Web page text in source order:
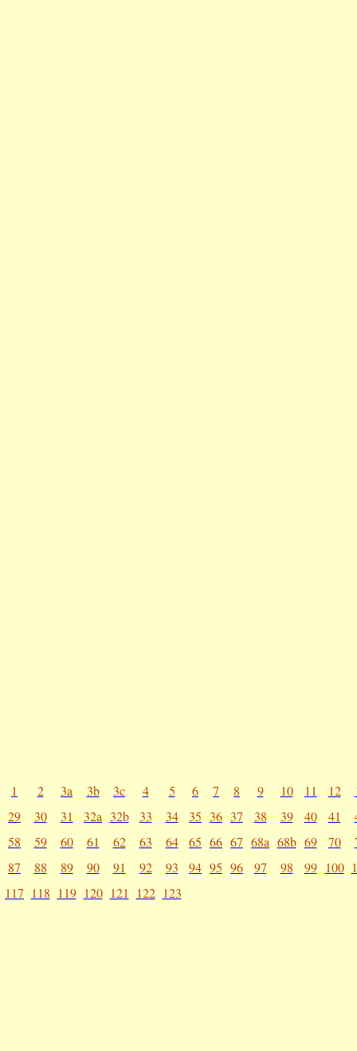
1 2 3a 3b 3c 4 5 6 7 8 9 10 11 12
29
30 31 32a 32b 33 34 35 36 37 38 39 40 41
58
59 60 61 62 63 64 65 66 67 68a 68b 69 70
87
88 89 90 91 92 93 94 95 96 97 98 99 100
117 118 119 120 121 122 123